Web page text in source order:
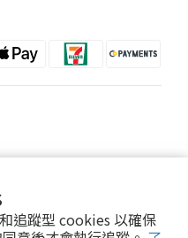
追蹤型 cookies 以確保
簡訊方式通知變更付款方式。